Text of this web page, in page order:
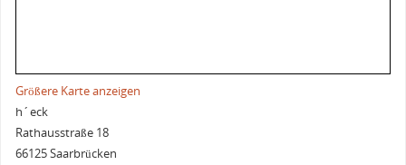
Größere Karte anzeigen
h´eck
Rathausstraße 18
66125 Saarbrücken